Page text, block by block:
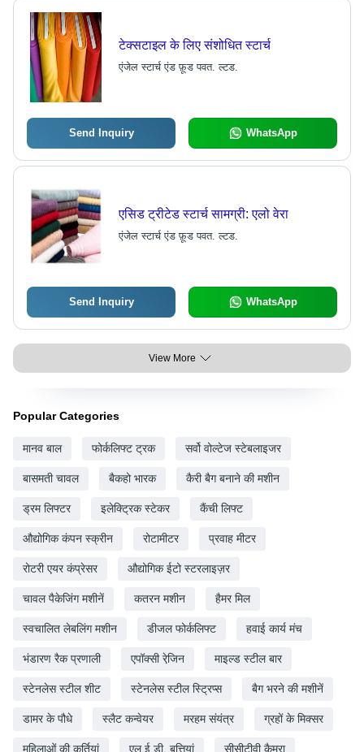
टेक्सटाइल के लिए संशोधित स्टार्च
एंजेल स्टार्च एंड फ़ूड पवत. ल्टड.
Send Inquiry WhatsApp
एसिड ट्रीटेड स्टार्च सामग्री: एलो वेरा
एंजेल स्टार्च एंड फ़ूड पवत. ल्टड.
Send Inquiry WhatsApp
View More
Popular Categories
मानव बाल फोर्कलिफ्ट ट्रक सर्वो वोल्टेज स्टेबलाइजर
बासमती चावल बैकहो भारक कैरी बैग बनाने की मशीन
ड्रम लिफ्टर इलेक्ट्रिक स्टेकर कैंची लिफ्ट
औद्योगिक कंपन स्क्रीन रोटामीटर प्रवाह मीटर
रोटरी एयर कंप्रेसर औद्योगिक ईटो स्टरलाइज़र
चावल पैकेजिंग मशीनें कतरन मशीन हैमर मिल
स्वचालित लेबलिंग मशीन डीजल फोर्कलिफ्ट हवाई कार्य मंच
भंडारण रैक प्रणाली एपॉक्सी रेजि़न माइल्ड स्टील बार
स्टेनलेस स्टील शीट स्टेनलेस स्टील स्ट्रिप्स बैग भरने की मशीनें
डामर के पौधे स्लैट कन्वेयर मरहम संयंत्र ग्रहों के मिक्सर
महिलाओं की कुर्तियां एल.ई.डी. बत्तियां सीसीटीवी कैमरा